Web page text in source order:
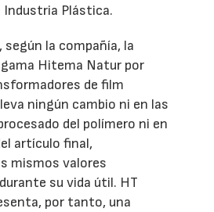
Industria Plástica.
la compañía, la
Hitema Natur por
de film
ningún cambio ni en las
del polímero ni en
artículo final,
mismos valores
su vida útil. HT
por tanto, una